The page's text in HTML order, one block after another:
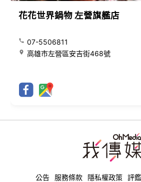
花花世界鍋物 左營旗艦店
07-5506811
高雄市左營區安吉街468號
公告 服務條款 隱私權政策 評